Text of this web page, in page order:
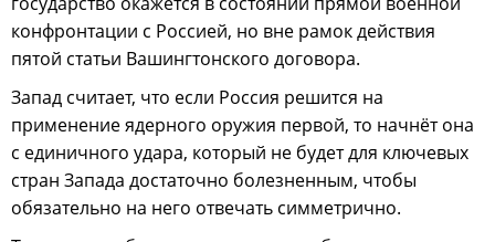
конфронтации с Россией, но вне рамок действия
пятой статьи Вашингтонского договора.
Запад считает, что если Россия решится на
применение ядерного оружия первой, то начнёт она
с единичного удара, который не будет для ключевых
стран Запада достаточно болезненным, чтобы
обязательно на него отвечать симметрично.